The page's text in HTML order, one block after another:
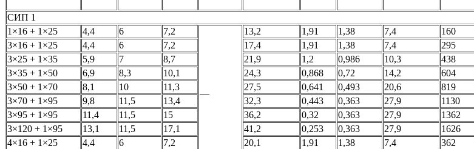
СИП 1
1×16 + 1×25
4,4 6 7,2
—
13,2 1,91 1,38 7,4
160
3×16 + 1×25
4,4 6 7,2 17,4 1,91 1,38 7,4
295
3×25 + 1×35
5,9 7 8,7 21,9 1,2 0,986 10,3
438
3×35 + 1×50
6,9 8,3 10,1 24,3 0,868 0,72 14,2
604
3×50 + 1×70
8,1 10 11,3 27,5 0,641 0,493 20,6
819
3×70 + 1×95
9,8 11,5 13,4 32,3 0,443 0,363 27,9
1130
3×95 + 1×95
11,4 11,5 15 36,2 0,32 0,363 27,9
1362
3×120 + 1×95
13,1 11,5 17,1 41,2 0,253 0,363 27,9
1626
4×16 + 1×25
4,4 6 7,2 20,1 1,91 1,38 7,4
362